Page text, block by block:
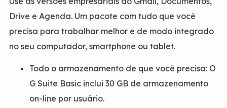
Drive e Agenda. Um pacote com tudo que você
precisa para trabalhar melhor e de modo integrado
no seu computador, smartphone ou tablet.
Todo o armazenamento de que você precisa: O
G Suite Basic inclui 30 GB de armazenamento
on-line por usuário.